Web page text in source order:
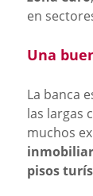
en
Una
La banca
las largas
muchos
pisos